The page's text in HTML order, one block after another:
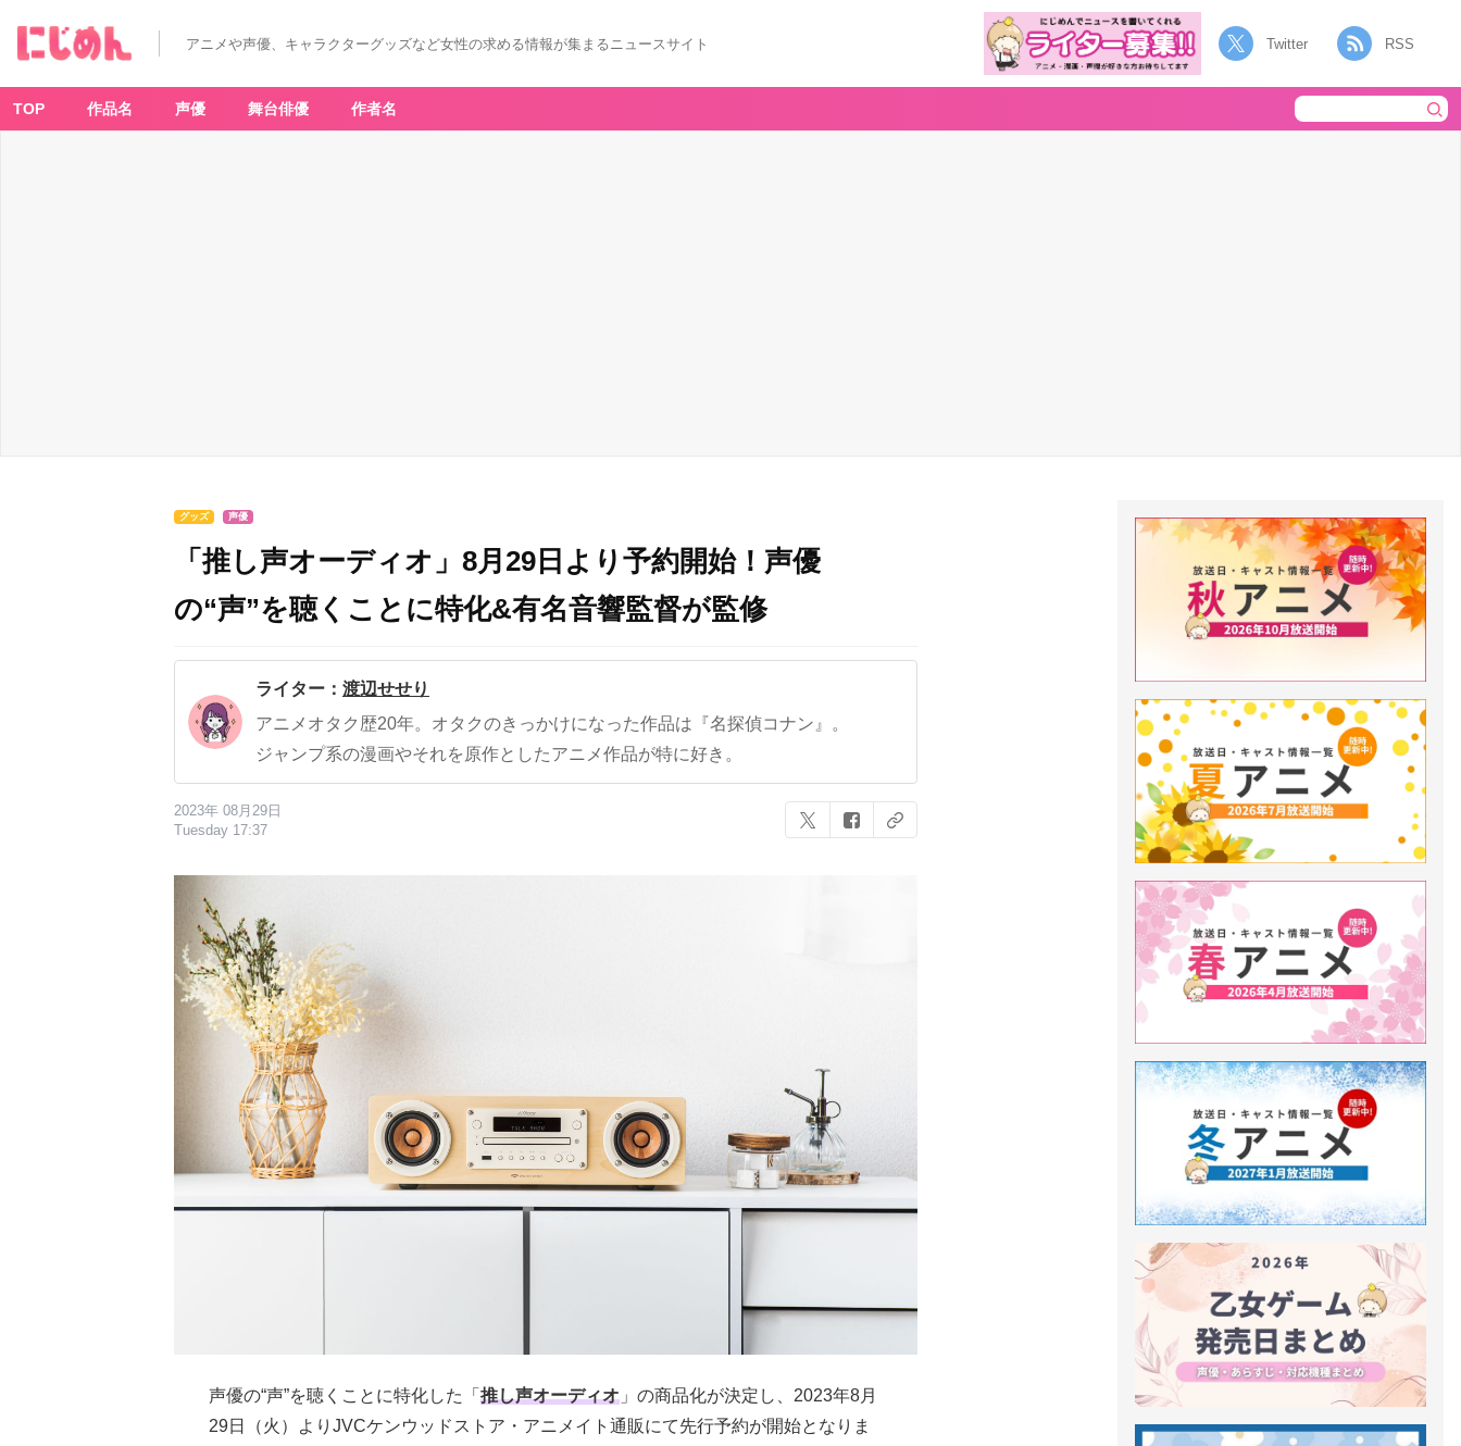
アニメや声優、キャラクターグッズなど女性の求める情報が集まるニュースサイト Twitter RSS
TOP 作品名 声優 舞台俳優 作者名
グッズ 声優
「推し声オーディオ」8月29日より予約開始！声優
の“声”を聴くことに特化&有名音響監督が監修
ライター： 渡辺せせり
アニメオタク歴20年。オタクのきっかけになった作品は『名探偵コナン』。
ジャンプ系の漫画やそれを原作としたアニメ作品が特に好き。
2023年 08月29日
Tuesday 17:37
声優の“声”を聴くことに特化した「 推し声オーディオ 」の商品化が決定し、2023年8月
29日（火）よりJVCケンウッドストア・アニメイト通販にて先行予約が開始となりま